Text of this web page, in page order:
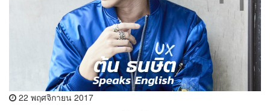
22 พฤศจิกายน 2017